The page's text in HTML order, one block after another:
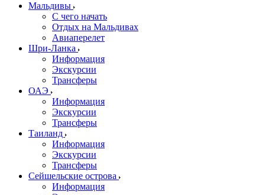
Мальдивы
С чего начать
Отдых на Мальдивах
Авиаперелет
Шри-Ланка
Информация
Экскурсии
Трансферы
ОАЭ
Информация
Экскурсии
Трансферы
Таиланд
Информация
Экскурсии
Трансферы
Сейшельские острова
Информация